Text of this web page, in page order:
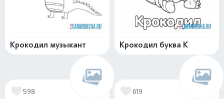
Крокодил музыкант Крокодил буква К
598 619